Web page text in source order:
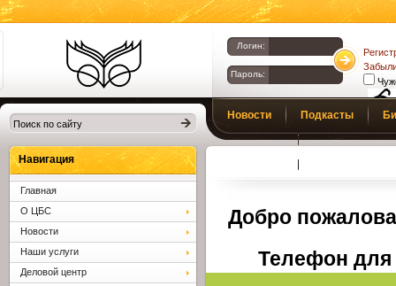
Библиотеки
Клина. Клинская
ЦБС.
Логин:
Пароль:
Новости Подкасты
Добро
Телефон для
Навигация
Главная
О ЦБС
Новости
Наши услуги
Деловой центр